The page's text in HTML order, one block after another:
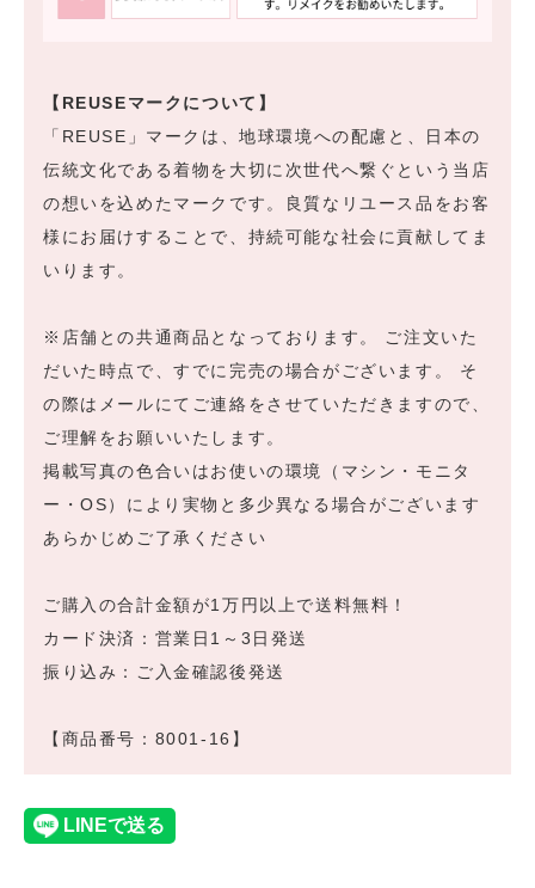
【REUSEマークについて】
「REUSE」マークは、地球環境への配慮と、日本の
伝統文化である着物を大切に次世代へ繋ぐという当店
の想いを込めたマークです。良質なリユース品をお客
様にお届けすることで、持続可能な社会に貢献してま
いります。
※店舗との共通商品となっております。 ご注文いた
だいた時点で、すでに完売の場合がございます。 そ
の際はメールにてご連絡をさせていただきますので、
ご理解をお願いいたします。
掲載写真の色合いはお使いの環境（マシン・モニタ
ー・OS）により実物と多少異なる場合がございます
あらかじめご了承ください
ご購入の合計金額が1万円以上で送料無料！
カード決済：営業日1～3日発送
振り込み：ご入金確認後発送
【商品番号：8001-16】